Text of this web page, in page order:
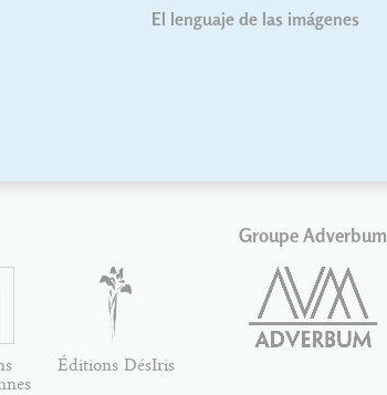
El lenguaje de las imágenes
Éditions DésIris
Groupe Adverbum